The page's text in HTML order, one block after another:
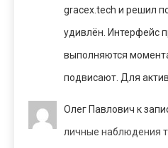
gracex.tech и решил
удивлён. Интерфейс
выполняются
подвисают. Для
Олег Павлович к
личные наблюдения